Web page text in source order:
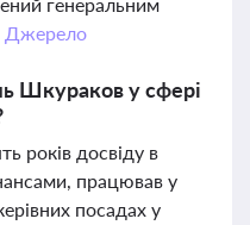
Джерело
Шкураков у сфері
років досвіду в
працював у
посадах у